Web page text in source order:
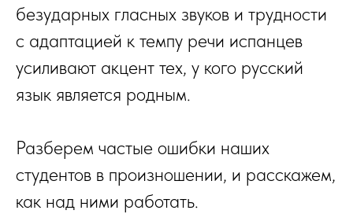
безударных гласных звуков и трудности
с адаптацией к темпу речи испанцев
усиливают акцент тех, у кого русский
язык является родным.
Разберем частые ошибки наших
студентов в произношении, и расскажем,
как над ними работать.